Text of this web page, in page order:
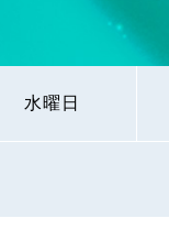
水曜日